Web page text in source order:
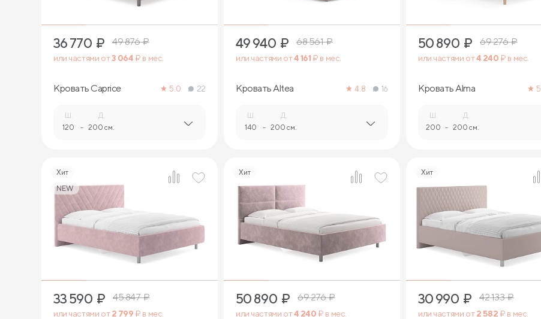
36 770 ₽ 49 876₽
или частями от3 064 ₽ в мес.
Кровать Caprice 5.0 22
Ш.
120 -
Д.
200 см.
49 940 ₽ 68 561₽
или частями от4 161 ₽ в мес.
Кровать Altea 4.8 16
Ш.
140 -
Д.
200 см.
50 890 ₽ 69 276₽
или частями от4 240 ₽ в мес.
Кровать Alma
Ш.
200 -
Д.
200 см.
Хит
NEW
4
33 590 ₽ 45 847₽
или частями от2 799 ₽ в мес.
Хит
3
50 890 ₽ 69 276₽
или частями от4 240 ₽ в мес.
Хит
3
30 990 ₽ 42 133₽
или частями от2 582 ₽ в мес.